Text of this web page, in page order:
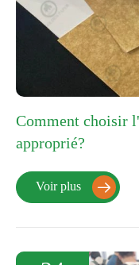
Comment choisir
approprié?
Voir plus 